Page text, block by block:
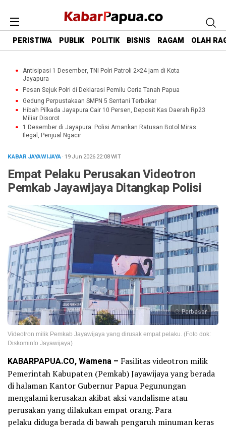
PERISTIWA PUBLIK POLITIK BISNIS RAGAM OLAH
Antisipasi 1 Desember, TNI Polri Patroli 2×24 jam di Kota
Jayapura
Pesan Sejuk Polri di Deklarasi Pemilu Ceria Tanah Papua
Gedung Perpustakaan SMPN 5 Sentani Terbakar
Hibah Pilkada Jayapura Cair 10 Persen, Deposit Kas Daerah Rp23
Miliar Disorot
1 Desember di Jayapura: Polisi Amankan Ratusan Botol Miras
Ilegal, Penjual Ngacir
KABAR JAYAWIJAYA· 19 Jun 202622:08WIT
Empat Pelaku Perusakan Videotron
Pemkab Jayawijaya Ditangkap Polisi
Perbesar
Videotron milik Pemkab Jayawijaya yang dirusak empat pelaku. (Foto dok:
Diskominfo Jayawijaya)
KABARPAPUA.CO, Wamena – Fasilitas videotron milik
Pemerintah Kabupaten (Pemkab) Jayawijaya yang berada
di halaman Kantor Gubernur Papua Pegunungan
mengalami kerusakan akibat aksi vandalisme atau
perusakan yang dilakukan empat orang. Para
pelaku diduga berada di bawah pengaruh minuman keras